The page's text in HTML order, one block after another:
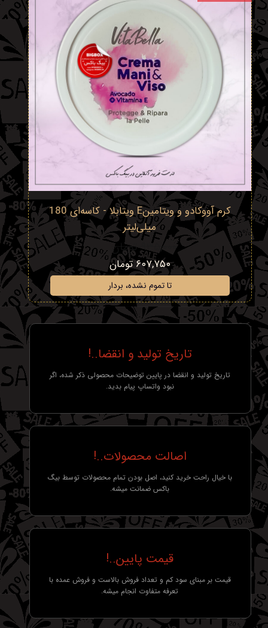
تاریخ تولید و انقضا..!
تاریخ تولید و انقضا در پایین توضیحات محصولی ذکر شده، اگر
نبود واتساپ پیام بدید.
اصالت محصولات..!
با خیال راحت خرید کنید، اصل بودن تمام محصولات توسط بیگ
باکس ضمانت میشه.
قیمت پایین..!
قیمت بر مبنای سود کم و تعداد فروش بالاست و فروش عمده با
تعرفه متفاوت انجام میشه.
کرم آووکادو و ویتامینE ویتابلا - کاسه‌ای 180
میلی‌لیتر
۹۳۵,۰۰۰ تومان
۶۰۷,۷۵۰ تومان
تا تموم نشده، بردار